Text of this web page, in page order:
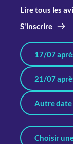
Lire tous les
S'inscrire
17/07
21/07
Autre date
Choisir